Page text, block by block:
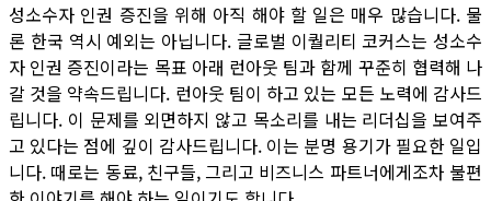
성소수자 인권 증진을 위해 아직 해야 할 일은 매우 많습니다. 물
론 한국 역시 예외는 아닙니다. 글로벌 이퀄리티 코커스는 성소수
자 인권 증진이라는 목표 아래 런아웃 팀과 함께 꾸준히 협력해 나
갈 것을 약속드립니다. 런아웃 팀이 하고 있는 모든 노력에 감사드
립니다. 이 문제를 외면하지 않고 목소리를 내는 리더십을 보여주
고 있다는 점에 깊이 감사드립니다. 이는 분명 용기가 필요한 일입
니다. 때로는 동료, 친구들, 그리고 비즈니스 파트너에게조차 불편